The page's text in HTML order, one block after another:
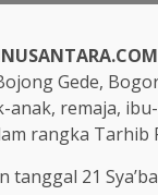
Gede,
anak, remaja,
rangka Tarhib
tanggal 21